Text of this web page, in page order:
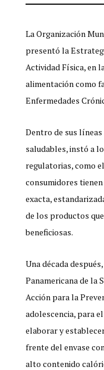
La Organización
presentó la
Actividad Física, en
alimentación como
Enfermedades
Dentro de sus
saludables, instó a
regulatorias, como
consumidores
exacta,
de los productos
beneficiosas.
Una década
Panamericana de la
Acción para la
adolescencia, para
elaborar y
frente del envase
alto contenido